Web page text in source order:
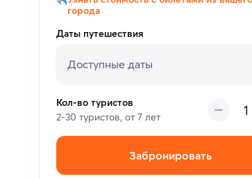
города
Даты путешествия
Доступные даты
Кол-во туристов
2-30 туристов, от 7 лет
Забронировать